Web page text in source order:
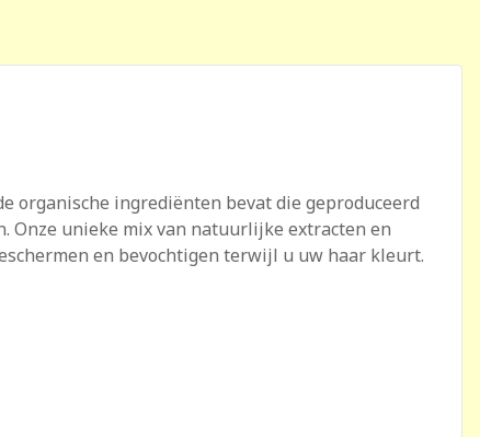
organische ingrediënten bevat die geproduceerd
Onze unieke mix van natuurlijke extracten en
en bevochtigen terwijl u uw haar kleurt.